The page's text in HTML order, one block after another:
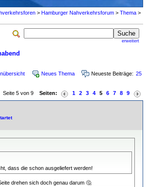
> Hamburger Nahverkehrsforum > Thema >
erweitert
Neues Thema Neueste Beiträge: 25
Seite 5 von 9 Seiten: 1 2 3 4 5 6 7 8 9
dass die schon ausgeliefert werden!
drehen sich doch genau darum 🤔